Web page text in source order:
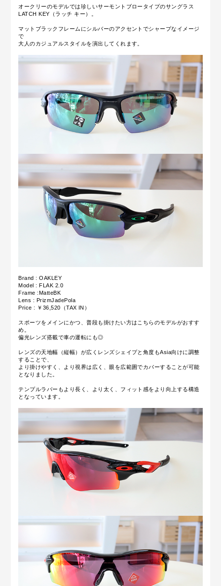
オークリーのモデルでは珍しいサーモントブロータイプのサングラス
LATCH KEY（ラッチ キー）。
マットブラックフレームにシルバーのアクセントでシャープなイメージ
で
大人のカジュアルスタイルを演出してくれます。
Brand : OAKLEY
Model : FLAK 2.0
Frame :MatteBK
Lens : PrizmJadePola
Price : ￥36,520 （TAX IN）
スポーツをメインにかつ、普段も掛けたい方はこちらのモデルがおすす
め。
偏光レンズ搭載で車の運転にも◎
レンズの天地幅（縦幅）が広くレンズシェイプと角度もAsia向けに調整
することで、
より掛けやすく、より視界は広く、眼を広範囲でカバーすることが可能
となりました。
テンプルラバーもより長く、より太く、フィット感をより向上する構造
となっています。